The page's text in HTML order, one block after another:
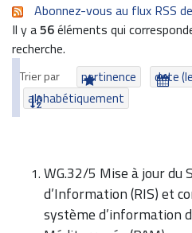
Abonnez-vous au flux RSS
Il y a56éléments qui
recherche.
Trier par pertinence
date
alphabétiquement
WG.32/5 Mise à jour du
d’Information (RIS) et
système d’information